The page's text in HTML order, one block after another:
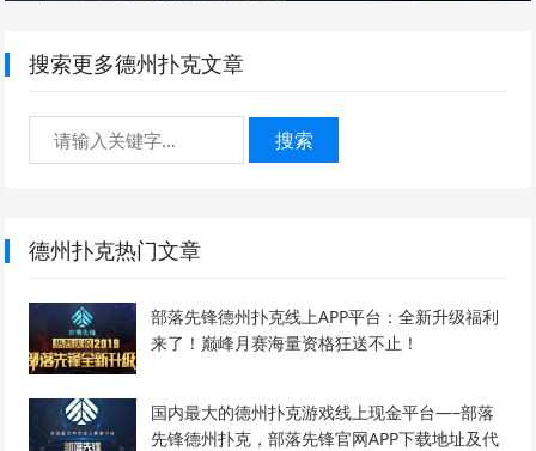
搜索更多德州扑克文章
搜索
德州扑克热门文章
部落先锋德州扑克线上APP平台：全新升级福利
来了！巅峰月赛海量资格狂送不止！
国内最大的德州扑克游戏线上现金平台—–部落
先锋德州扑克，部落先锋官网APP下载地址及代